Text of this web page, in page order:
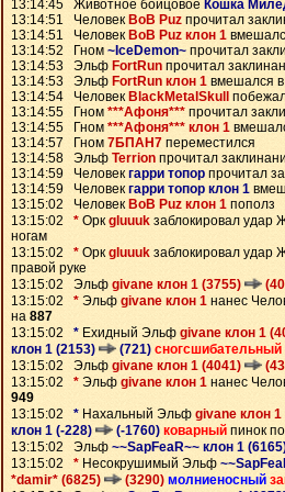
13:14:45 Животное бойцовое Кошка
13:14:51 Человек BoB Puz прочитал
13:14:51 Человек BoB Puz клон 1
13:14:52 Гном ~IceDemon~ прочитал
13:14:53 Эльф FortRun прочитал
13:14:53 Эльф FortRun клон 1 вмешался
13:14:54 Человек BlackMetalSkull
13:14:55 Гном ***Афоня*** прочитал
13:14:55 Гном ***Афоня*** клон 1
13:14:57 Гном 7БПАН7 переместился
13:14:58 Эльф Terrion прочитал
13:14:59 Человекгарри топор прочитал
13:14:59 Человек гарри топор клон 1
13:15:02 Человек BoB Puz клон 1 пополз
13:15:02 * Оркgluuuk заблокировал удар
ногам
13:15:02 * Оркgluuuk заблокировал удар
правой руке
13:15:02 Эльф givane клон 1 (3755)
13:15:02 * Эльф givane клон 1 нанес
на 887
13:15:02 * Ехидный Эльф givane клон 1
клон 1 (2153)
(721) сногсшибательный
13:15:02 Эльф givane клон 1 (4041)
13:15:02 * Эльф givane клон 1 нанес
949
13:15:02 * Нахальный Эльф givane клон 1
клон 1 (-228)
(-1760) коварный пинок
13:15:02 Эльф ~~SapFeaR~~ клон 1
13:15:02 * Несокрушимый Эльф
*damir* (6825)
(3290) молниеносный